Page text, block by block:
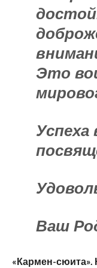
Это
Успеха
Ваш
«Кармен-сюита».